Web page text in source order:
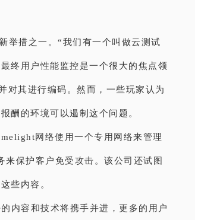
举措之一。“我们有一个叫做云测试
终用户性能监控是一个很大的焦点领
对其进行编码。然而，一些玩家认为
酬的环境可以遏制这个问题。
网络使用一个专用网络来管理
保护客户免受攻击。该公司还试图
些内容。
内容和技术将携手并进，更多的用户